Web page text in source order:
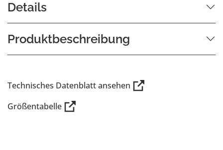
Details
Produktbeschreibung
Technisches Datenblatt ansehen
Größentabelle